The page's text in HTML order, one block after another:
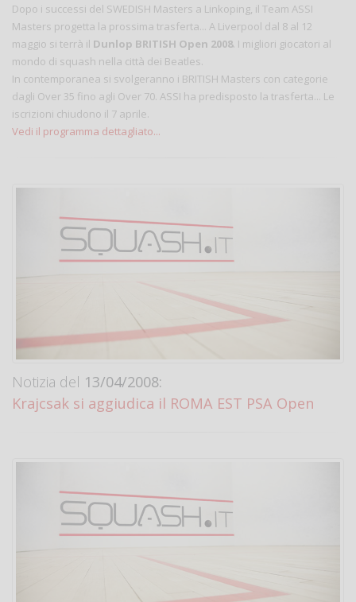
Dopo i successi del SWEDISH Masters a Linkoping, il Team ASSI
Masters progetta la prossima trasferta... A Liverpool dal 8 al 12
maggio si terrà il Dunlop BRITISH Open 2008. I migliori giocatori al
mondo di squash nella città dei Beatles.
In contemporanea si svolgeranno i BRITISH Masters con categorie
dagli Over 35 fino agli Over 70. ASSI ha predisposto la trasferta... Le
iscrizioni chiudono il 7 aprile.
Vedi il programma dettagliato...
Notizia del 13/04/2008:
Krajcsak si aggiudica il ROMA EST PSA Open